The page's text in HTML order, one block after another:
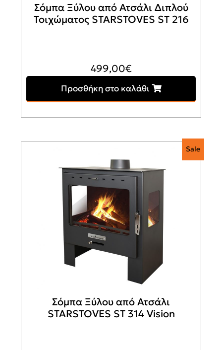
Σόμπα Ξύλου από Ατσάλι Διπλού
Τοιχώματος STARSTOVES ST 216
499,00€
Προσθήκη στο καλάθι
Sale
Σόμπα Ξύλου από Ατσάλι
STARSTOVES ST 314 Vision